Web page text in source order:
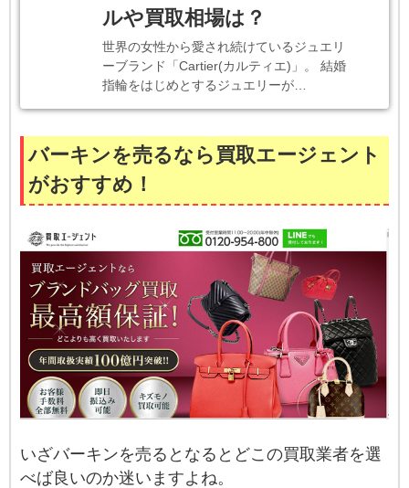
ルや買取相場は？
世界の女性から愛され続けているジュエリ
ーブランド「Cartier(カルティエ)」。 結婚
指輪をはじめとするジュエリーが…
バーキンを売るなら買取エージェント
がおすすめ！
いざバーキンを売るとなるとどこの買取業者を選
べば良いのか迷いますよね。